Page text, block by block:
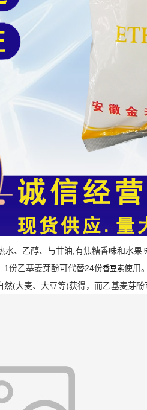
、乙醇、与甘油,有焦糖香味和水
1份乙基麦芽酚可代替24份香豆素使用
然(大麦、大豆等)获得，而乙基麦芽